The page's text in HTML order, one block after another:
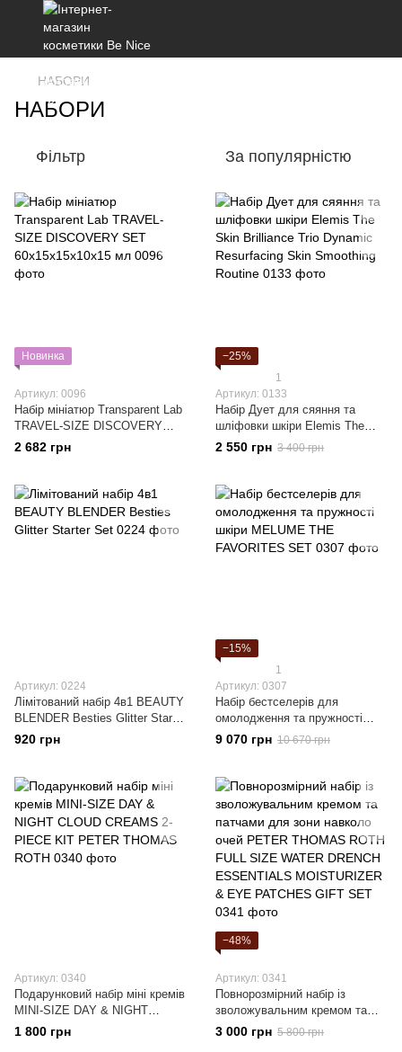
НАБОРИ
НАБОРИ
Фільтр За популярністю
Новинка
Артикул: 0096
Набір мініатюр Transparent Lab
TRAVEL-SIZE DISCOVERY
SET 60х15х15х10х15 мл
2 682 грн
−25%
1
Артикул: 0133
Набір Дует для сяяння та
шліфовки шкіри Elemis The
Skin Brilliance Trio Dynamic
Resurfacing Skin Smoothing
2 550 грн 3 400 грн
Артикул: 0224
Лімітований набір 4в1 BEAUTY
BLENDER Besties Glitter Starter
Set
920 грн
−15%
1
Артикул: 0307
Набір бестселерів для
омолодження та пружності
шкіри MELUME THE
FAVORITES SET
9 070 грн 10 670 грн
Артикул: 0340
Подарунковий набір міні кремів
MINI-SIZE DAY & NIGHT
CLOUD CREAMS 2-PIECE KIT
PETER THOMAS ROTH
1 800 грн
−48%
Артикул: 0341
Повнорозмірний набір із
зволожувальним кремом та
патчами для зони навколо
очей PETER THOMAS ROTH
3 000 грн 5 800 грн